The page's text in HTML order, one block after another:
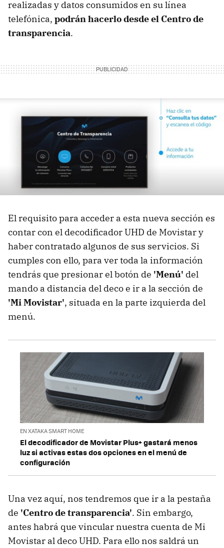
realizadas y datos consumidos en su línea
telefónica, podrán hacerlo desde el Centro de
transparencia.
El requisito para acceder a esta nueva sección es
contar con el decodificador UHD de Movistar y
haber contratado algunos de sus servicios. Si
cumples con ello, para ver toda la información
tendrás que presionar el botón de 'Menú' del
mando a distancia del deco e ir a la sección de
'Mi Movistar', situada en la parte izquierda del
menú.
EN XATAKA SMART HOME
El decodificador de Movistar Plus+ gastará menos
luz si activas estas dos opciones en el menú de
configuración
Una vez aquí, nos tendremos que ir a la pestaña
de 'Centro de transparencia'. Sin embargo,
antes habrá que vincular nuestra cuenta de Mi
Movistar al deco UHD. Para ello nos saldrá un